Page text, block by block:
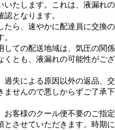
いたします。これは、液漏れの
となります。
たら、速やかに配達員に交換の
しての配送地域は、気圧の関係
くとも、液漏れの可能性がござ
過失による原因以外の返品、交
ませんので悪しからずご了承下
お客様のクール便不要のご指定
とさせていただきます。時期に